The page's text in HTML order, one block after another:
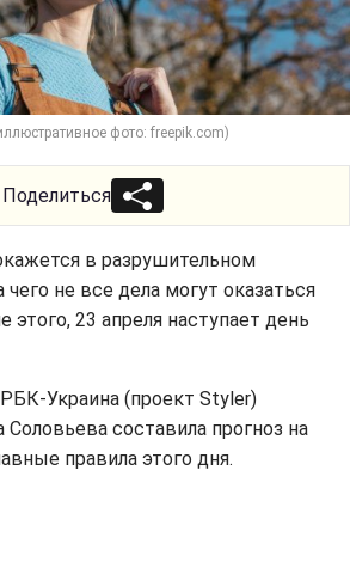
фото: freepik.com)
Поделиться
в разрушительном
чего не все дела могут оказаться
23 апреля наступает день
Украина (проект Styler)
Соловьева составила прогноз на
правила этого дня.